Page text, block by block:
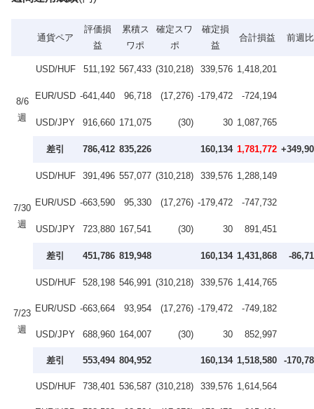
通貨ペア
評価損
益
累積ス
ワポ
確定スワ
ポ
確定損
益
合計損益 前週比
8/6
週
USD/HUF 511,192 567,433 (310,218) 339,576 1,418,201
EUR/USD -641,440 96,718 (17,276) -179,472 -724,194
USD/JPY 916,660 171,075 (30) 30 1,087,765
差引 786,412 835,226 160,134 1,781,772
7/30
週
USD/HUF 391,496 557,077 (310,218) 339,576 1,288,149
EUR/USD -663,590 95,330 (17,276) -179,472 -747,732
USD/JPY 723,880 167,541 (30) 30 891,451
差引 451,786 819,948 160,134 1,431,868 -
7/23
週
USD/HUF 528,198 546,991 (310,218) 339,576 1,414,765
EUR/USD -663,664 93,954 (17,276) -179,472 -749,182
USD/JPY 688,960 164,007 (30) 30 852,997
差引 553,494 804,952 160,134 1,518,580 -
USD/HUF 738,401 536,587 (310,218) 339,576 1,614,564